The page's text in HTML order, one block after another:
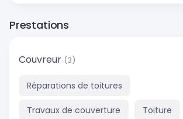
Prestations
Couvreur (3)
Réparations de toitures
Travaux de couverture Toiture